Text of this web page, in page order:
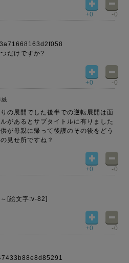
+0 -0
だけですか?
+0 -0
の展開でした後半での逆転展開は面
があるとサブタイトルに有りました
が母親に帰って後護のその後をどう
見せ所ですね？
+0 -0
[絵文字:v-82]
+0 -0